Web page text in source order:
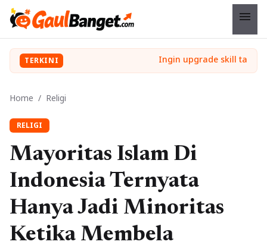
menu
TERKINI
Home / Religi
RELIGI
Mayoritas Islam Di
Indonesia Ternyata
Hanya Jadi Minoritas
Ketika Membela